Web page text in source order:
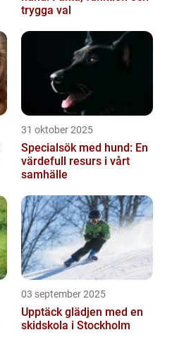
trygga val
31 oktober 2025
Specialsök med hund: En
värdefull resurs i vårt
samhälle
03 september 2025
Upptäck glädjen med en
skidskola i Stockholm